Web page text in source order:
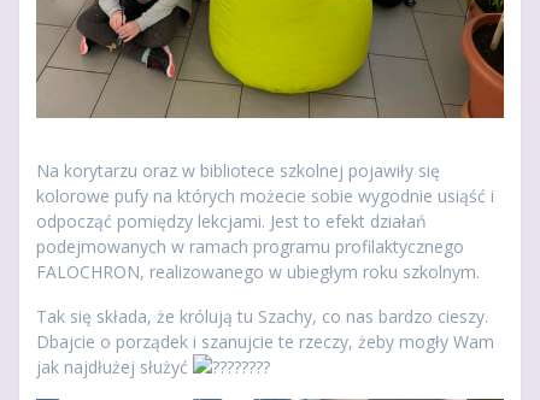
Na korytarzu oraz w bibliotece szkolnej pojawiły się
kolorowe pufy na których możecie sobie wygodnie usiąść i
odpocząć pomiędzy lekcjami. Jest to efekt działań
podejmowanych w ramach programu profilaktycznego
FALOCHRON, realizowanego w ubiegłym roku szkolnym.
Tak się składa, że królują tu Szachy, co nas bardzo cieszy.
Dbajcie o porządek i szanujcie te rzeczy, żeby mogły Wam
jak najdłużej służyć